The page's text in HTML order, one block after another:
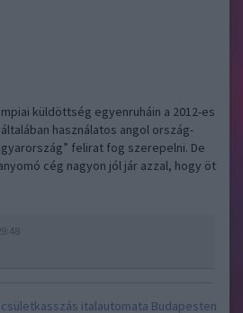
küldöttség egyenruháin a 2012-es
használatos angol ország-
felirat fog szerepelni. De
cég nagyon jól jár azzal, hogy öt
italautomata Budapesten